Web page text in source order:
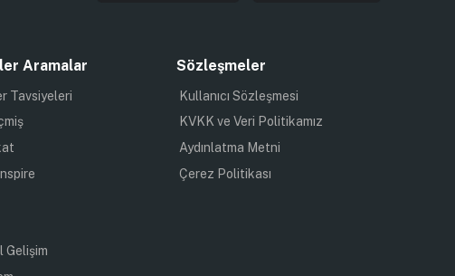
Aramalar
Tavsiyeleri
Gelişim
Sözleşmeler
Kullanıcı Sözleşmesi
KVKK ve Veri Politikamız
Aydınlatma Metni
Çerez Politikası